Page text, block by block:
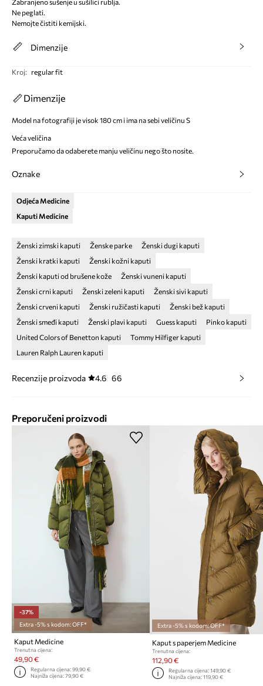
Ne peglati.
Nemojte čistiti kemijski.
Dimenzije
Kroj: regular fit
Dimenzije
Model na fotografiji je visok 180 cm i ima na sebi veličinu S
Veća veličina
Preporučamo da odaberete manju veličinu nego što nosite.
Oznake
Odjeća Medicine
Kaputi Medicine
Ženski zimski kaputi Ženske parke
Ženski dugi kaputi
Ženski kratki kaputi
Ženski kožni kaputi
Ženski kaputi od brušene kože
Ženski vuneni kaputi
Ženski crni kaputi
Ženski zeleni kaputi
Ženski sivi kaputi
Ženski crveni kaputi
Ženski ružičasti kaputi
Ženski bež kaputi
Ženski smeđi kaputi
Ženski plavi kaputi Guess kaputi
Pinko kaputi
United Colors of Benetton kaputi
Tommy Hilfiger kaputi
Lauren Ralph Lauren kaputi
Recenzije proizvoda 4.6 66
Preporučeni proizvodi
-37%
Extra -5% s kodom: OFF*
Kaput Medicine
Trenutna cijena:
49,90 €
Regularna cijena:99,90 €
Najniža cijena:79,90 €
Extra -5% s kodom: OFF*
Kaput s paperjem Medicine
Trenutna cijena:
112,90 €
Regularna cijena: 149,90 €
Najniža cijena: 119,90 €